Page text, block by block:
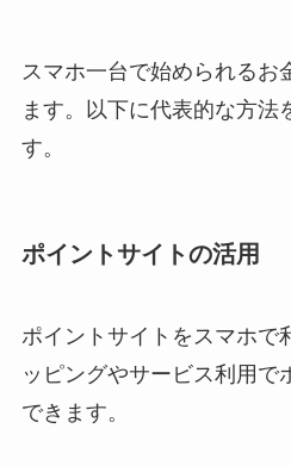
スマホ一台で始められるお
ます。以下に代表的な方法
す。
ポイントサイトの活用
ポイントサイトをスマホで
ッピングやサービス利用で
できます。